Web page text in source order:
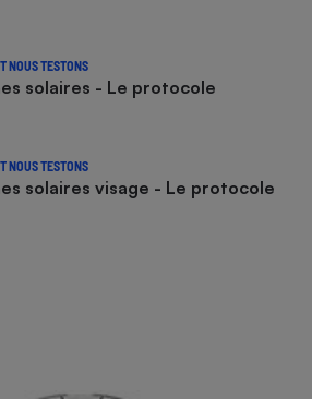
NOUS TESTONS
solaires - Le protocole
NOUS TESTONS
solaires visage - Le protocole